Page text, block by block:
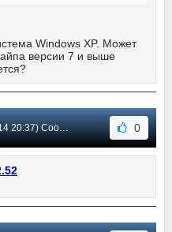
Windows XP. Может
версии 7 и выше
Сообщение #107 0